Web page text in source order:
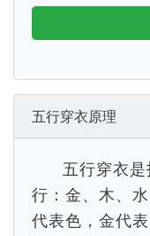
五行穿衣原理
五行穿衣
行：金、木、
代表色，金代